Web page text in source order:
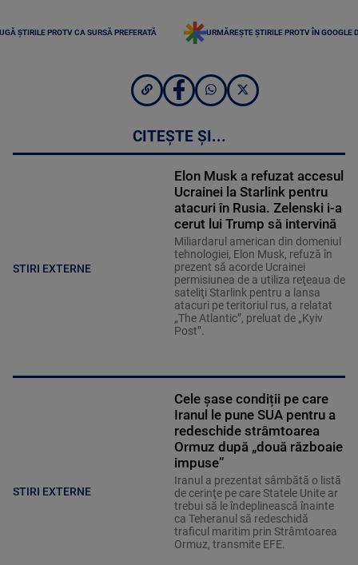
ȘTIRILE PROTV CA SURSĂ PREFERATĂ URMĂREȘTE ȘTIRILE PROTV ÎN GOOGLE
CITEȘTE ȘI...
STIRI EXTERNE
Elon Musk a refuzat accesul
Ucrainei la Starlink pentru
atacuri în Rusia. Zelenski i-a
cerut lui Trump să intervină
Miliardarul american din domeniul
tehnologiei, Elon Musk, refuză în
prezent să acorde Ucrainei
permisiunea de a utiliza reţeaua de
sateliţi Starlink pentru a lansa
atacuri pe teritoriul rus, a relatat
„The Atlantic”, preluat de „Kyiv
Post”.
STIRI EXTERNE
Cele șase condiții pe care
Iranul le pune SUA pentru a
redeschide strâmtoarea
Ormuz după „două războaie
impuse”
Iranul a prezentat sâmbătă o listă
de cerinţe pe care Statele Unite ar
trebui să le îndeplinească înainte
ca Teheranul să redeschidă
traficul maritim prin Strâmtoarea
Ormuz, transmite EFE.